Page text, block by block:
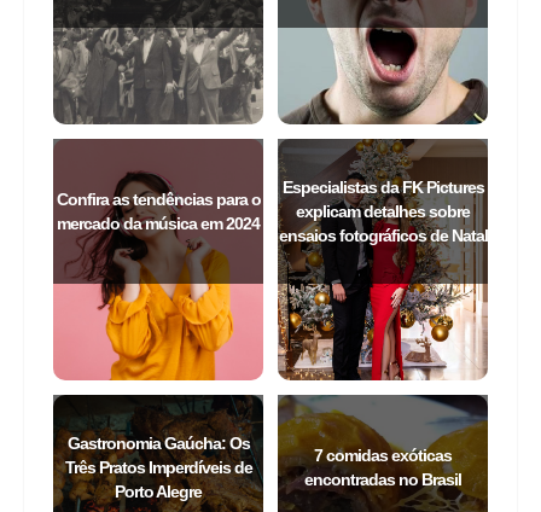
Confira as tendências para o
mercado da música em 2024
Especialistas da FK Pictures
explicam detalhes sobre
ensaios fotográficos de Natal
Gastronomia Gaúcha: Os
Três Pratos Imperdíveis de
Porto Alegre
7 comidas exóticas
encontradas no Brasil